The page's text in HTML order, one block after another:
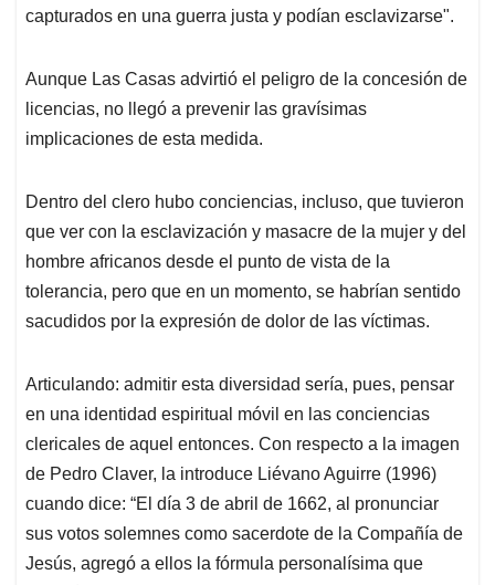
capturados en una guerra justa y podían esclavizarse".
Aunque Las Casas advirtió el peligro de la concesión de
licencias, no llegó a prevenir las gravísimas
implicaciones de esta medida.
Dentro del clero hubo conciencias, incluso, que tuvieron
que ver con la esclavización y masacre de la mujer y del
hombre africanos desde el punto de vista de la
tolerancia, pero que en un momento, se habrían sentido
sacudidos por la expresión de dolor de las víctimas.
Articulando: admitir esta diversidad sería, pues, pensar
en una identidad espiritual móvil en las conciencias
clericales de aquel entonces. Con respecto a la imagen
de Pedro Claver, la introduce Liévano Aguirre (1996)
cuando dice: “El día 3 de abril de 1662, al pronunciar
sus votos solemnes como sacerdote de la Compañía de
Jesús, agregó a ellos la fórmula personalísima que